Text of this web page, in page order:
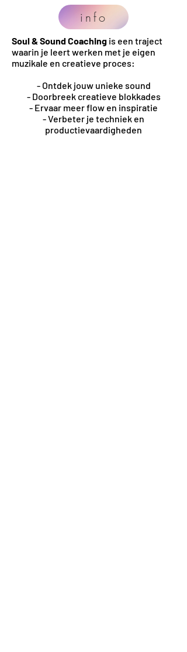
info
Soul & Sound Coaching is een traject
waarin je leert werken met je eigen
muzikale en creatieve proces:
- Ontdek jouw unieke sound
- Doorbreek creatieve blokkades
- Ervaar meer flow en inspiratie
- Verbeter je techniek en
productievaardigheden